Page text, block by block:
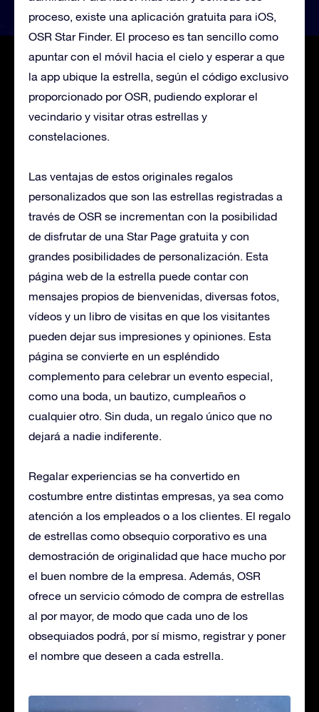
proceso, existe una aplicación gratuita para iOS,
OSR Star Finder. El proceso es tan sencillo como
apuntar con el móvil hacia el cielo y esperar a que
la app ubique la estrella, según el código exclusivo
proporcionado por OSR, pudiendo explorar el
vecindario y visitar otras estrellas y
constelaciones.
Las ventajas de estos originales regalos
personalizados que son las estrellas registradas a
través de OSR se incrementan con la posibilidad
de disfrutar de una Star Page gratuita y con
grandes posibilidades de personalización. Esta
página web de la estrella puede contar con
mensajes propios de bienvenidas, diversas fotos,
vídeos y un libro de visitas en que los visitantes
pueden dejar sus impresiones y opiniones. Esta
página se convierte en un espléndido
complemento para celebrar un evento especial,
como una boda, un bautizo, cumpleaños o
cualquier otro. Sin duda, un regalo único que no
dejará a nadie indiferente.
Regalar experiencias se ha convertido en
costumbre entre distintas empresas, ya sea como
atención a los empleados o a los clientes. El regalo
de estrellas como obsequio corporativo es una
demostración de originalidad que hace mucho por
el buen nombre de la empresa. Además, OSR
ofrece un servicio cómodo de compra de estrellas
al por mayor, de modo que cada uno de los
obsequiados podrá, por sí mismo, registrar y poner
el nombre que deseen a cada estrella.